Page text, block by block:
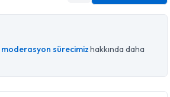
moderasyon sürecimizhakkında daha